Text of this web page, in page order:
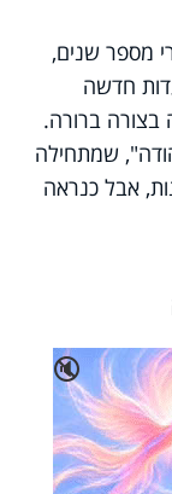
מספר שנים,
חדשה
ברורה.
שמתחילה
אבל כנראה
🔇